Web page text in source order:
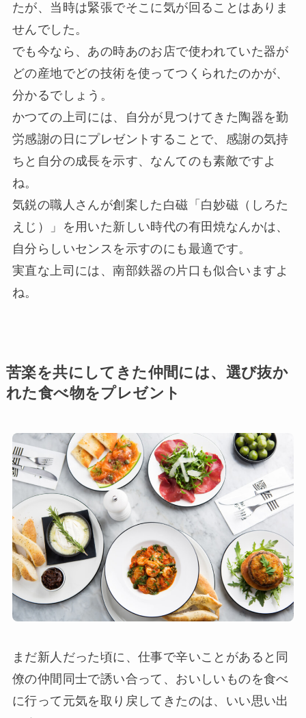
たが、当時は緊張でそこに気が回ることはありま
せんでした。
でも今なら、あの時あのお店で使われていた器が
どの産地でどの技術を使ってつくられたのかが、
分かるでしょう。
かつての上司には、自分が見つけてきた陶器を勤
労感謝の日にプレゼントすることで、感謝の気持
ちと自分の成長を示す、なんてのも素敵ですよ
ね。
気鋭の職人さんが創案した白磁「白妙磁（しろた
えじ）」を用いた新しい時代の有田焼なんかは、
自分らしいセンスを示すのにも最適です。
実直な上司には、南部鉄器の片口も似合いますよ
ね。
苦楽を共にしてきた仲間には、選び抜か
れた食べ物をプレゼント
まだ新人だった頃に、仕事で辛いことがあると同
僚の仲間同士で誘い合って、おいしいものを食べ
に行って元気を取り戻してきたのは、いい思い出